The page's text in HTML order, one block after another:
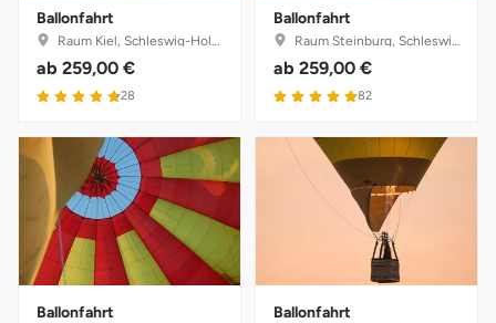
Ballonfahrt
Raum Kiel, Schleswig-Holstein
ab 259,00 €
4.8 von 5
28
Ballonfahrt
Raum Steinburg, Schleswig-Holstein
ab 259,00 €
4.9 von 5
82
Ballonfahrt Ballonfahrt